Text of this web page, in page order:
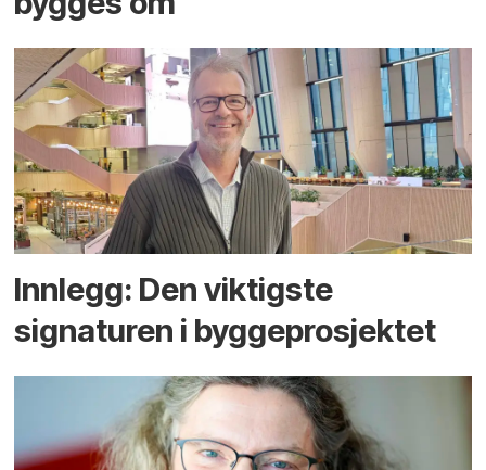
Innlegg: Den viktigste
signaturen i bygge­­prosjektet